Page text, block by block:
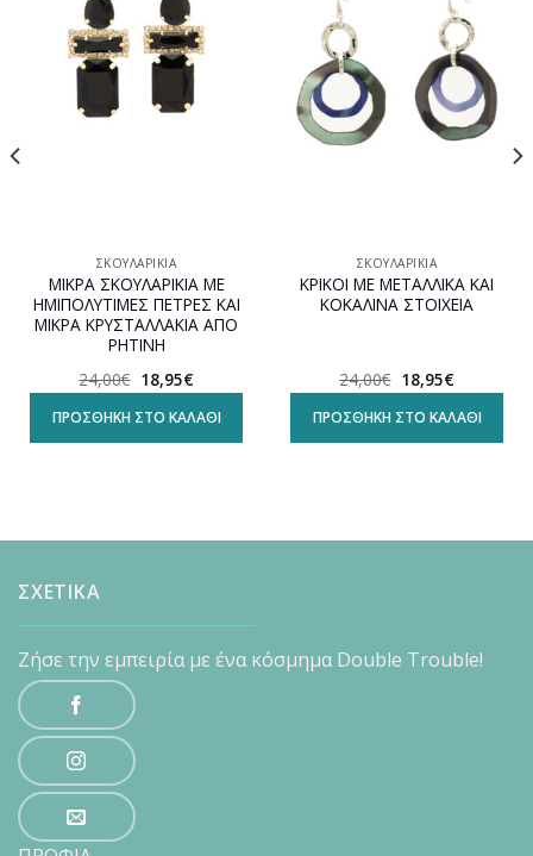
Προσθήκη
στη
wishlist
ΣΚΟΥΛΑΡΊΚΙΑ
ΜΙΚΡΑ ΣΚΟΥΛΑΡΙΚΙΑ ΜΕ
ΗΜΙΠΟΛΥΤΙΜΕΣ ΠΕΤΡΕΣ ΚΑΙ
ΜΙΚΡΑ ΚΡΥΣΤΑΛΛΑΚΙΑ ΑΠΟ
ΡΗΤΙΝΗ
24,00€ Original
price
was:
24,00€.
18,95€Η
τρέχουσα
τιμή
είναι:
18,95€.
ΠΡΟΣΘΉΚΗ ΣΤΟ ΚΑΛΆΘΙ
Προσθήκη
στη
wishlist
ΣΚΟΥΛΑΡΊΚΙΑ
ΚΡΙΚΟΙ ΜΕ ΜΕΤΑΛΛΙΚΑ ΚΑΙ
ΚΟΚΑΛΙΝΑ ΣΤΟΙΧΕΙΑ
24,00€ Original
price
was:
24,00€.
18,95€Η
τρέχουσα
τιμή
είναι:
18,95€.
ΠΡΟΣΘΉΚΗ ΣΤΟ ΚΑΛΆΘΙ
ΣΧΕΤΙΚΑ
Ζήσε την εμπειρία με ένα κόσμημα Double Trouble!